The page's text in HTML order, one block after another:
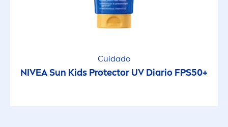
Cuidado
NIVEASun Kids Protector UV Diario FPS50+